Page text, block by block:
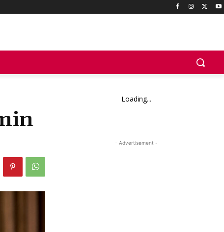
Loading...
- Advertisement -